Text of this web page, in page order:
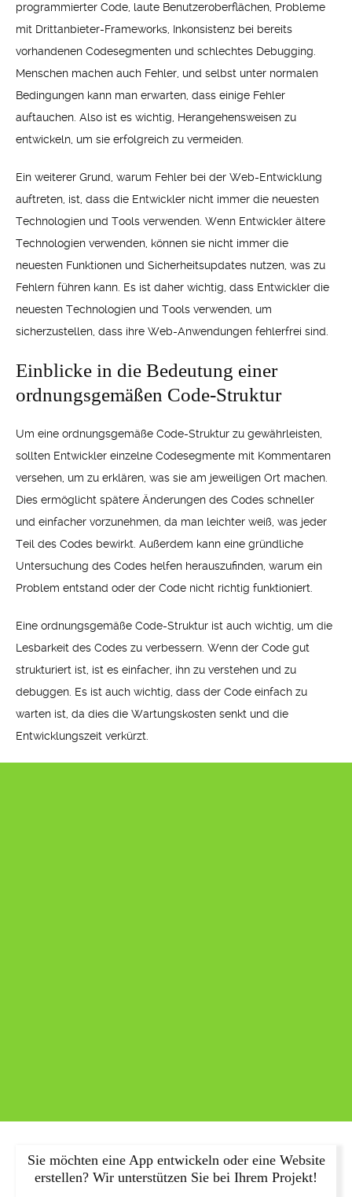
programmierter Code, laute Benutzeroberflächen, Probleme
mit Drittanbieter-Frameworks, Inkonsistenz bei bereits
vorhandenen Codesegmenten und schlechtes Debugging.
Menschen machen auch Fehler, und selbst unter normalen
Bedingungen kann man erwarten, dass einige Fehler
auftauchen. Also ist es wichtig, Herangehensweisen zu
entwickeln, um sie erfolgreich zu vermeiden.
Ein weiterer Grund, warum Fehler bei der Web-Entwicklung
auftreten, ist, dass die Entwickler nicht immer die neuesten
Technologien und Tools verwenden. Wenn Entwickler ältere
Technologien verwenden, können sie nicht immer die
neuesten Funktionen und Sicherheitsupdates nutzen, was zu
Fehlern führen kann. Es ist daher wichtig, dass Entwickler die
neuesten Technologien und Tools verwenden, um
sicherzustellen, dass ihre Web-Anwendungen fehlerfrei sind.
Einblicke in die Bedeutung einer
ordnungsgemäßen Code-Struktur
Um eine ordnungsgemäße Code-Struktur zu gewährleisten,
sollten Entwickler einzelne Codesegmente mit Kommentaren
versehen, um zu erklären, was sie am jeweiligen Ort machen.
Dies ermöglicht spätere Änderungen des Codes schneller
und einfacher vorzunehmen, da man leichter weiß, was jeder
Teil des Codes bewirkt. Außerdem kann eine gründliche
Untersuchung des Codes helfen herauszufinden, warum ein
Problem entstand oder der Code nicht richtig funktioniert.
Eine ordnungsgemäße Code-Struktur ist auch wichtig, um die
Lesbarkeit des Codes zu verbessern. Wenn der Code gut
strukturiert ist, ist es einfacher, ihn zu verstehen und zu
debuggen. Es ist auch wichtig, dass der Code einfach zu
warten ist, da dies die Wartungskosten senkt und die
Entwicklungszeit verkürzt.
Sie möchten eine App entwickeln oder eine Website
erstellen? Wir unterstützen Sie bei Ihrem Projekt!